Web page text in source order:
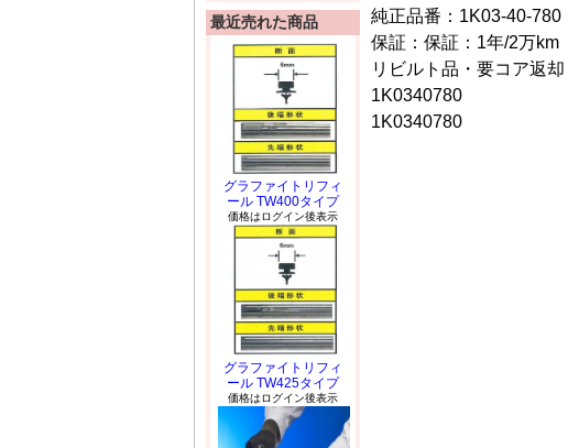
純正品番：1K03-40-780
保証：保証：1年/2万km
リビルト品・要コア返却
1K0340780
1K0340780
最近売れた商品
グラファイトリフィ
ール TW400タイプ
価格はログイン後表示
グラファイトリフィ
ール TW425タイプ
価格はログイン後表示